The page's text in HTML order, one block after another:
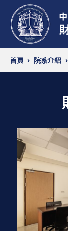
首頁 › 院系介紹 ›